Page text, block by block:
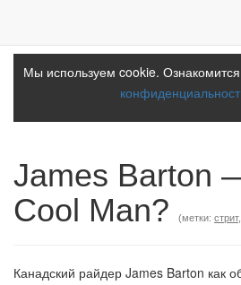
Мы используем cookie. Ознакомится
James Barton
Cool Man?
(метки: стрит,
Канадский райдер James Barton как